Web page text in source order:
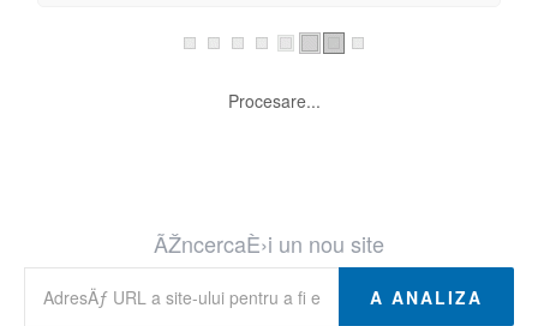
Procesare...
ÃŽncercaÈ›i un nou site
A ANALIZA